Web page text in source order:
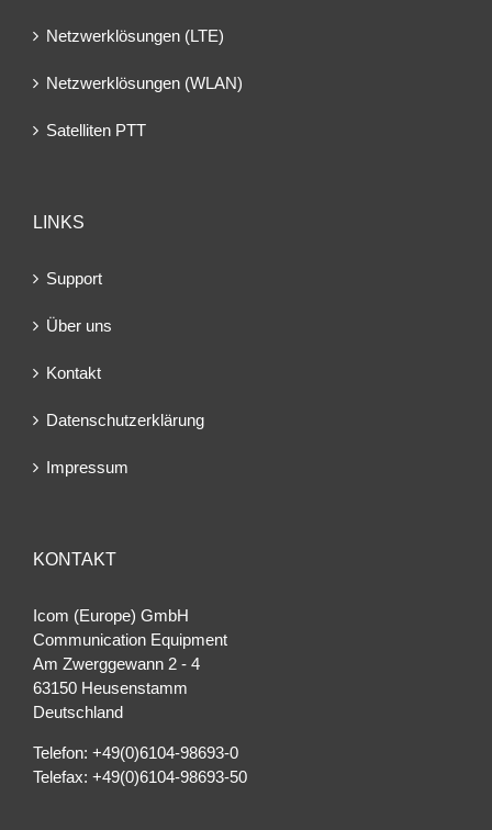
Netzwerklösungen (LTE)
Netzwerklösungen (WLAN)
Satelliten PTT
LINKS
Support
Über uns
Kontakt
Datenschutzerklärung
Impressum
KONTAKT
Icom (Europe) GmbH
Communication Equipment
Am Zwerggewann 2 ‐ 4
63150 Heusenstamm
Deutschland
Telefon: +49(0)6104-98693-0
Telefax: +49(0)6104-98693-50